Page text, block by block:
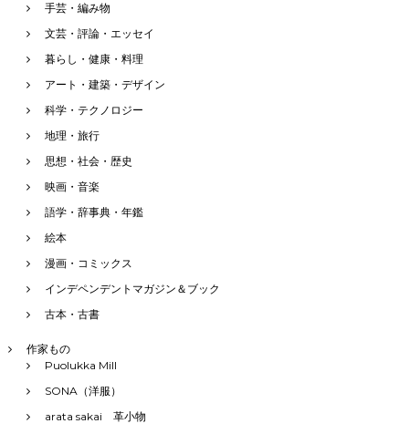
手芸・編み物
文芸・評論・エッセイ
暮らし・健康・料理
アート・建築・デザイン
科学・テクノロジー
地理・旅行
思想・社会・歴史
映画・音楽
語学・辞事典・年鑑
絵本
漫画・コミックス
インデペンデントマガジン＆ブック
古本・古書
作家もの
Puolukka Mill
SONA（洋服）
arata sakai 革小物